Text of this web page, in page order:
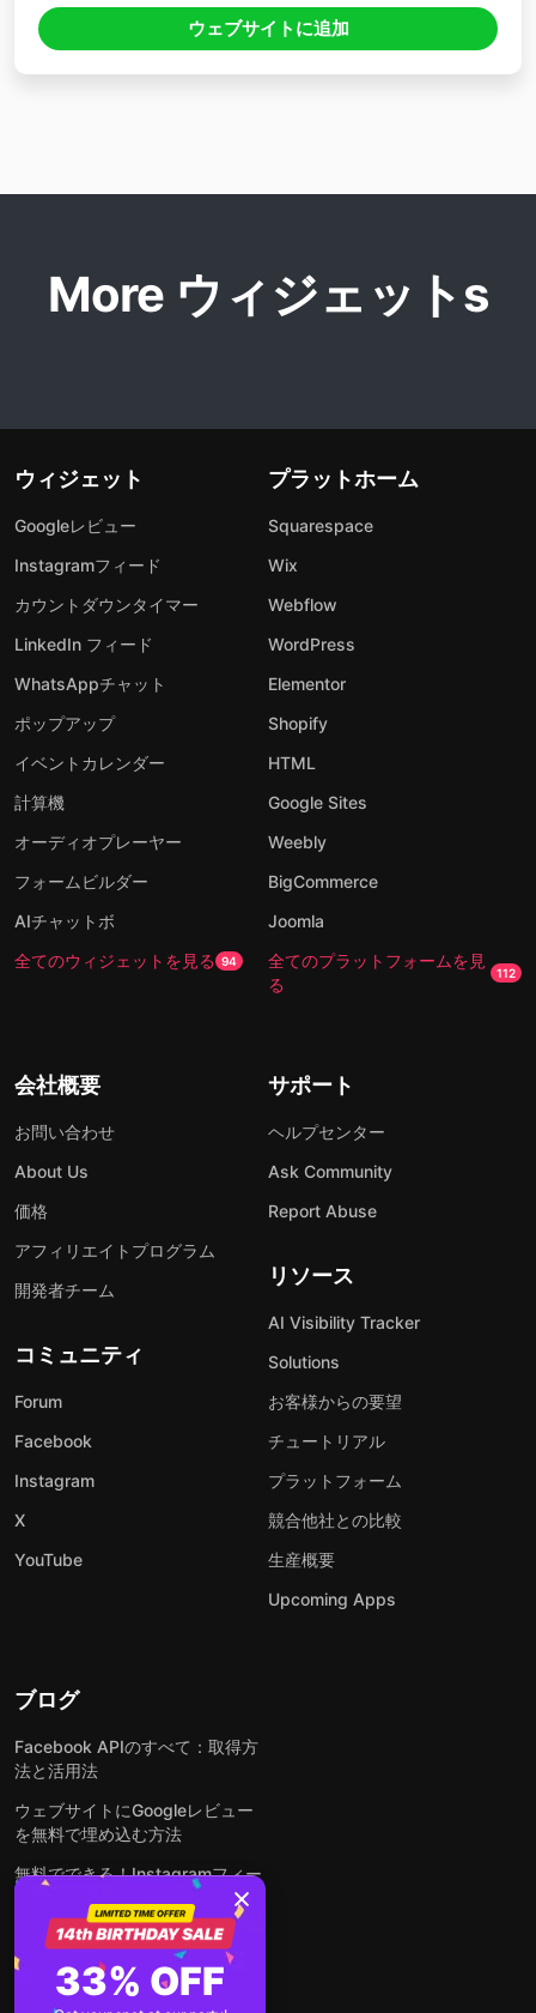
ウェブサイトに追加
More ウィジェットs
ウィジェット
Googleレビュー
Instagramフィード
カウントダウンタイマー
LinkedIn フィード
WhatsAppチャット
ポップアップ
イベントカレンダー
計算機
オーディオプレーヤー
フォームビルダー
AIチャットボ
全てのウィジェットを見る 94
プラットホーム
Squarespace
Wix
Webflow
WordPress
Elementor
Shopify
HTML
Google Sites
Weebly
BigCommerce
Joomla
全てのプラットフォームを見
る
112
会社概要
お問い合わせ
About Us
価格
アフィリエイトプログラム
開発者チーム
コミュニティ
Forum
Facebook
Instagram
X
YouTube
サポート
ヘルプセンター
Ask Community
Report Abuse
リソース
AI Visibility Tracker
Solutions
お客様からの要望
チュートリアル
プラットフォーム
競合他社との比較
生産概要
Upcoming Apps
ブログ
Facebook APIのすべて：取得方
法と活用法
ウェブサイトにGoogleレビュー
を無料で埋め込む方法
無料でできる！Instagramフィー
ドをウェブサイトに埋め込む方法
どんなウェブサイトにも無料でフ
ォームを埋め込む方法
WordPressサイトにLinkedInフ
33% OFF